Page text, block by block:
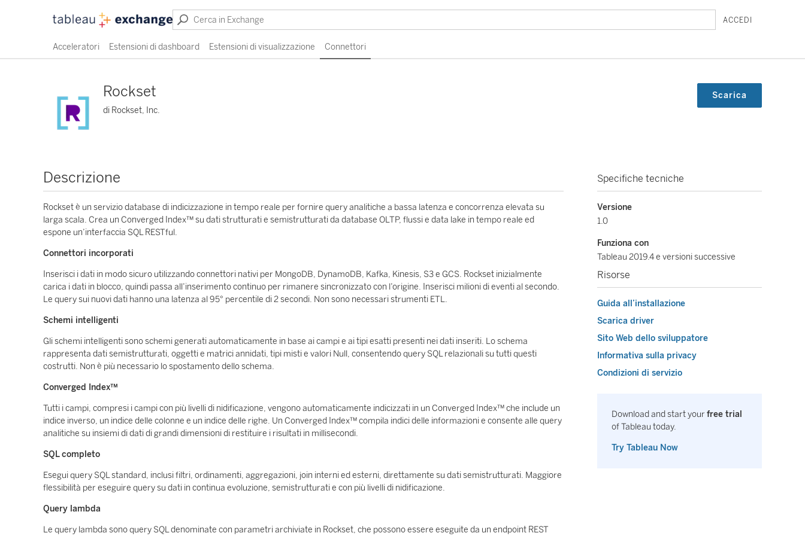
ACCEDI
Acceleratori Estensioni di dashboard Estensioni di visualizzazione Connettori
Rockset
di Rockset, Inc.
Scarica
Descrizione
Rockset è un servizio database di indicizzazione in tempo reale per fornire query analitiche a bassa latenza e concorrenza elevata su
larga scala. Crea un Converged Index™ su dati strutturati e semistrutturati da database OLTP, flussi e data lake in tempo reale ed
espone un’interfaccia SQL RESTful.
Connettori incorporati
Inserisci i dati in modo sicuro utilizzando connettori nativi per MongoDB, DynamoDB, Kafka, Kinesis, S3 e GCS. Rockset inizialmente
carica i dati in blocco, quindi passa all’inserimento continuo per rimanere sincronizzato con l’origine. Inserisci milioni di eventi al secondo.
Le query sui nuovi dati hanno una latenza al 95° percentile di 2 secondi. Non sono necessari strumenti ETL.
Schemi intelligenti
Gli schemi intelligenti sono schemi generati automaticamente in base ai campi e ai tipi esatti presenti nei dati inseriti. Lo schema
rappresenta dati semistrutturati, oggetti e matrici annidati, tipi misti e valori Null, consentendo query SQL relazionali su tutti questi
costrutti. Non è più necessario lo spostamento dello schema.
Converged Index™
Tutti i campi, compresi i campi con più livelli di nidificazione, vengono automaticamente indicizzati in un Converged Index™ che include un
indice inverso, un indice delle colonne e un indice delle righe. Un Converged Index™ compila indici delle informazioni e consente alle query
analitiche su insiemi di dati di grandi dimensioni di restituire i risultati in millisecondi.
SQL completo
Esegui query SQL standard, inclusi filtri, ordinamenti, aggregazioni, join interni ed esterni, direttamente su dati semistrutturati. Maggiore
flessibilità per eseguire query su dati in continua evoluzione, semistrutturati e con più livelli di nidificazione.
Query lambda
Le query lambda sono query SQL denominate con parametri archiviate in Rockset, che possono essere eseguite da un endpoint REST
Specifiche tecniche
Versione
1.0
Funziona con
Tableau 2019.4 e versioni successive
Risorse
Guida all’installazione
Scarica driver
Sito Web dello sviluppatore
Informativa sulla privacy
Condizioni di servizio
Download and start your free trial
of Tableau today.
Try Tableau Now